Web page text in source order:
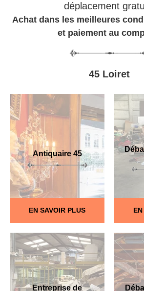
déplacement
Achat dans les meilleures
et paiement au
45 Loiret
Antiquaire 45
EN SAVOIR PLUS
Entreprise de